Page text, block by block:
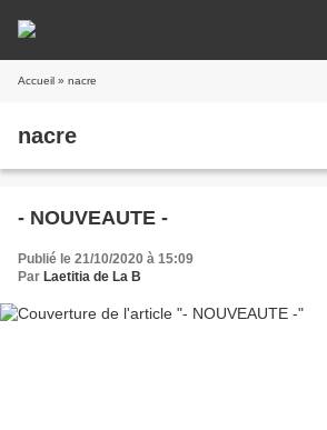
Accueil » nacre
nacre
- NOUVEAUTE -
Publié le 21/10/2020 à 15:09
Par Laetitia de La B